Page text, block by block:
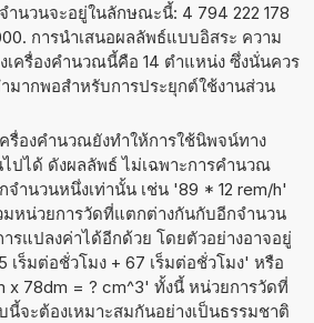
ำนวนจะอยู่ในลักษณะนี้: 4 794 222 178
การนำเสนอผลลัพธ์แบบอิสระ ความ
เครื่องคำนวณนี้คือ 14 ตำแหน่ง ซึ่งนั่นควร
มากพอสำหรับการประยุกต์ใช้งานส่วน
รื่องคำนวณยังทำให้การใช้นิพจน์ทาง
ปได้ ดังผลลัพธ์ ไม่เฉพาะการคำนวณ
จำนวนหนึ่งเท่านั้น เช่น '89 * 12 rem/h'
มหน่วยการวัดที่แตกต่างกันกับอีกจำนวน
รแปลงค่าได้อีกด้วย โดยตัวอย่างอาจอยู่
ร็มต่อชั่วโมง + 67 เร็มต่อชั่วโมง' หรือ
x 78dm = ? cm^3' ทั้งนี้ หน่วยการวัดที่
จะต้องเหมาะสมกันอย่างเป็นธรรมชาติ